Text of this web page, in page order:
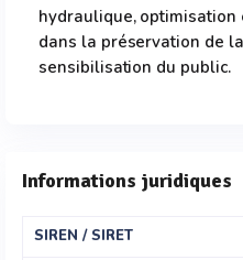
hydraulique, optimisation
dans la préservation de
sensibilisation du public.
Informations juridiques
SIREN / SIRET